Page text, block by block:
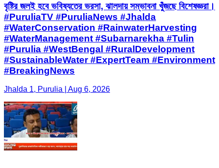
বৃষ্টির জলই হবে ভবিষ্যতের ভরসা, ঝালদায় সম্ভাবনা খুঁজছে বিশেষজ্ঞরা।
#PuruliaTV #PuruliaNews #Jhalda
#WaterConservation #RainwaterHarvesting
#WaterManagement #Subarnarekha #Tulin
#Purulia #WestBengal #RuralDevelopment
#SustainableWater #ExpertTeam #Environment
#BreakingNews
Jhalda 1, Purulia | Aug 6, 2026